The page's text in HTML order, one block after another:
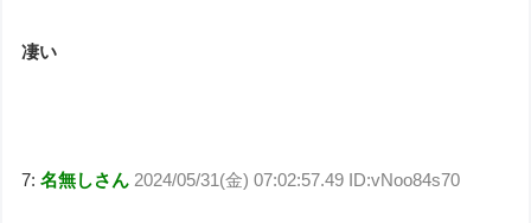
凄い
7:名無しさん 2024/05/31(金) 07:02:57.49 ID:vNoo84s70